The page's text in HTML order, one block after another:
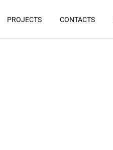
PROJECTS CONTACTS